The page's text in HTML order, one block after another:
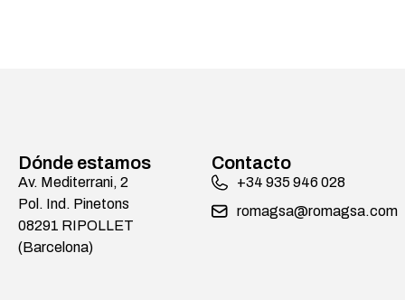
Dónde estamos
Av. Mediterrani, 2
Pol. Ind. Pinetons
08291 RIPOLLET
(Barcelona)
Contacto
+34 935 946 028
romagsa@romagsa.com